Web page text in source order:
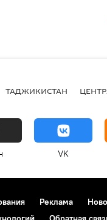
ТАДЖИКИСТАН
VK
Реклама